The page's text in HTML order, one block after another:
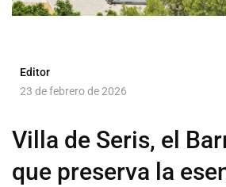
Editor
23 de febrero de 2026
Villa de Seris, el
que preserva la